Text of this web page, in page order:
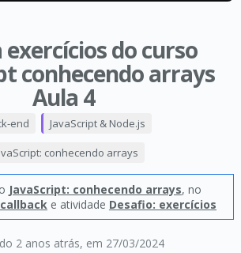
exercícios do curso
conhecendo arrays
Aula 4
2 anos atrás, em 27/03/2024
end JavaScript & Node.js
conhecendo arrays
JavaScript: conhecendo arrays, no
e atividade Desafio: exercícios